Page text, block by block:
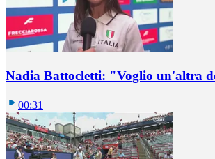
Nadia Battocletti: "Voglio un'altra
00:31